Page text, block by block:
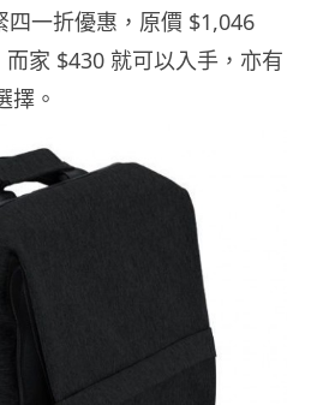
四一折優惠，原價 $1,046
而家 $430 就可以入手，亦有
擇。